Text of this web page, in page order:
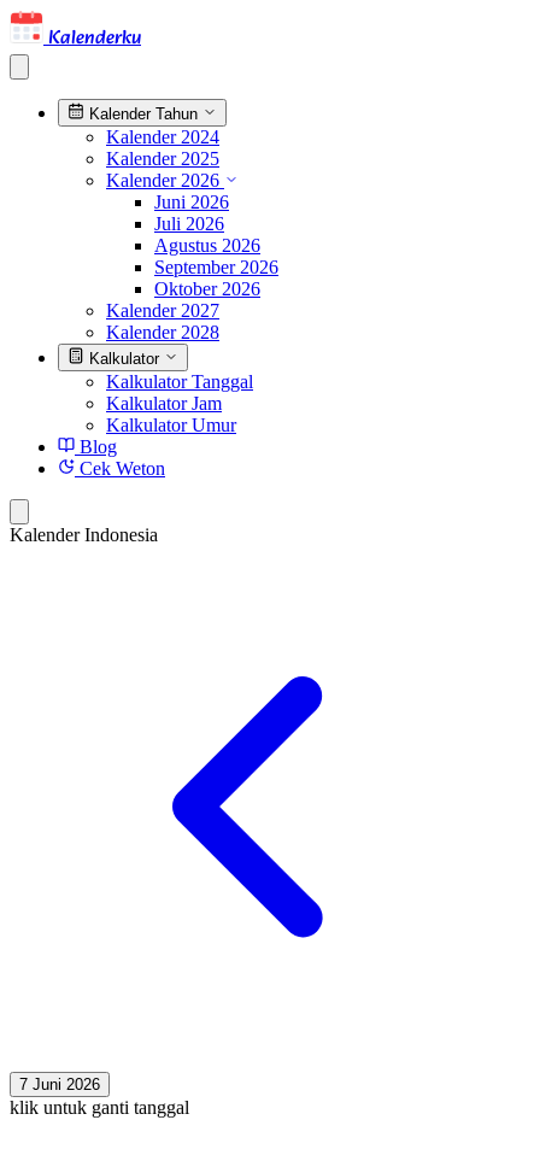
Kalenderku
Kalender Tahun
Kalender 2024
Kalender 2025
Kalender 2026
Juni 2026
Juli 2026
Agustus 2026
September 2026
Oktober 2026
Kalender 2027
Kalender 2028
Kalkulator
Kalkulator Tanggal
Kalkulator Jam
Kalkulator Umur
Blog
Cek Weton
Kalender Indonesia
7 Juni 2026
klik untuk ganti tanggal